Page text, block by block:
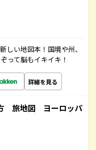
しい地図本！国境や州、
って脳もイキイキ！
詳細を見る
旅地図 ヨーロッパ